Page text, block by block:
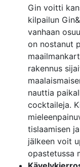
Gin voitti
kilpailun
vanhaan
on nostanut
rakennus
nauttia
cocktaileja.
tislaamisen
jälkeen voit
opastetussa